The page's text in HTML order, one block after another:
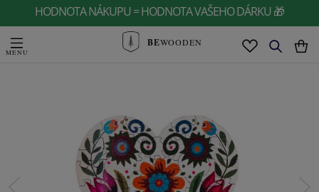
HODNOTA NÁKUPU = HODNOTA VAŠEHO DÁRKU 🎁
BEWOODEN